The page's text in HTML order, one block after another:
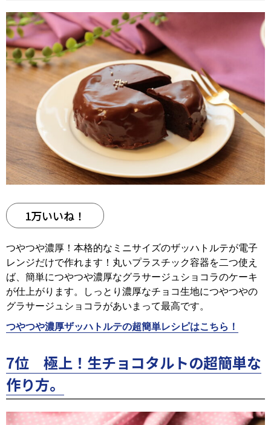
1万いいね！
つやつや濃厚！本格的なミニサイズのザッハトルテが電子
レンジだけで作れます！丸いプラスチック容器を二つ使え
ば、簡単につやつや濃厚なグラサージュショコラのケーキ
が仕上がります。しっとり濃厚なチョコ生地につやつやの
グラサージュショコラがあいまって最高です。
つやつや濃厚ザッハトルテの超簡単レシピはこちら！
7位 極上！生チョコタルトの超簡単な
作り方。